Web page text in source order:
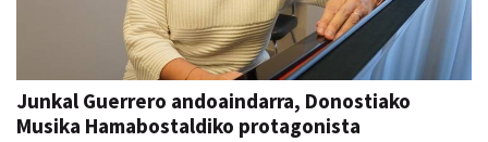
Junkal Guerrero andoaindarra, Donostiako
Musika Hamabostaldiko protagonista